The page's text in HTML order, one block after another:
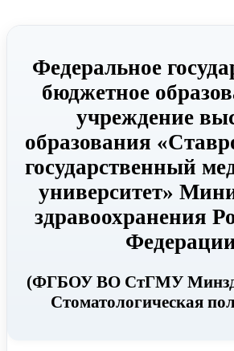
Федеральное
бюджетное
учреждение
образования
государственный
университет»
здравоохранения
(ФГБОУ ВО СтГМУ
Стоматологическая